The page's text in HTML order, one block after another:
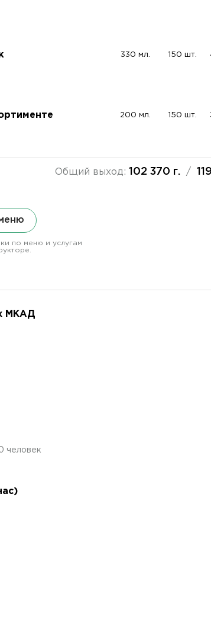
330 мл. 150 шт.
200 мл. 150 шт.
Общий выход: 102 370 г./
по меню и услугам
МКАД
человек